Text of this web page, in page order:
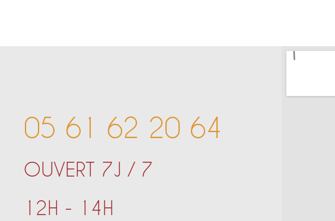
05 61 62 20 64
OUVERT 7J / 7
12H - 14H